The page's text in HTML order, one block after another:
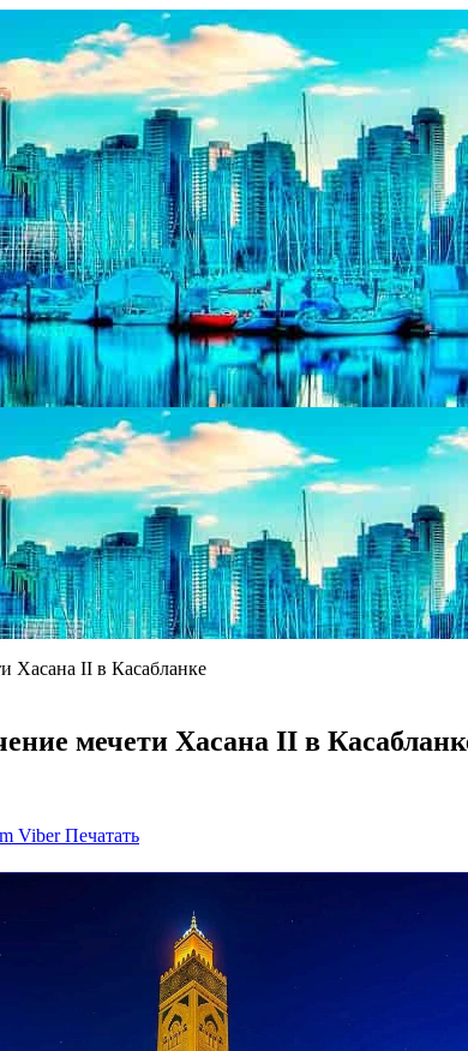
Хасана II в Касабланке
мечети Хасана II в
Viber Печатать